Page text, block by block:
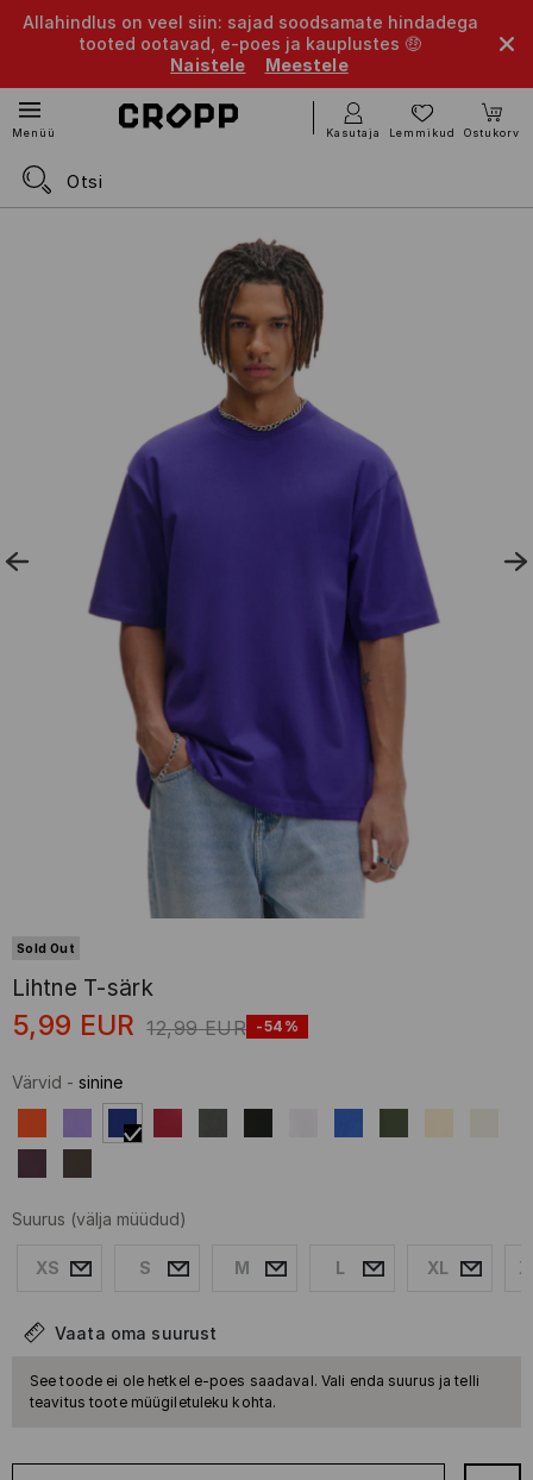
Allahindlus on veel siin: sajad soodsamate hindadega
tooted ootavad, e-poes ja kauplustes 🤑
Naistele
Meestele
Menüü Kasutaja Lemmikud Ostukorv
Sold Out
Lihtne T-särk
5,99 EUR 12,99 EUR -54%
Värvid - sinine
Suurus (välja müüdud)
XS S M L XL
Vaata oma suurust
See toode ei ole hetkel e-poes saadaval. Vali enda suurus ja telli
teavitus toote müügiletuleku kohta.